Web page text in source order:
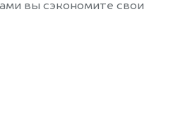
вы сэкономите свои